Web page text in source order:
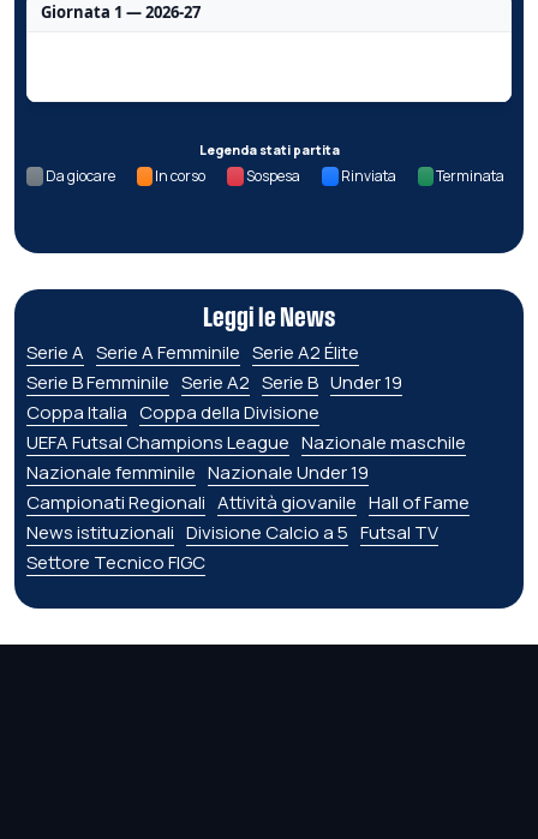
Giornata 1 — 2026-27
Legenda stati partita
Da giocare In corso Sospesa Rinviata Terminata
Leggi le News
Serie A Serie A Femminile Serie A2 Élite
Serie B Femminile Serie A2 Serie B Under 19
Coppa Italia Coppa della Divisione
UEFA Futsal Champions League Nazionale maschile
Nazionale femminile Nazionale Under 19
Campionati Regionali Attività giovanile Hall of Fame
News istituzionali Divisione Calcio a 5 Futsal TV
Settore Tecnico FIGC